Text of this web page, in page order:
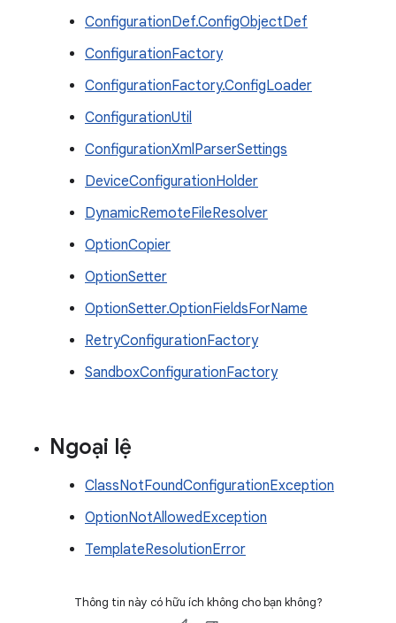
ConfigurationDef.ConfigObjectDef
ConfigurationFactory
ConfigurationFactory.ConfigLoader
ConfigurationUtil
ConfigurationXmlParserSettings
DeviceConfigurationHolder
DynamicRemoteFileResolver
OptionCopier
OptionSetter
OptionSetter.OptionFieldsForName
RetryConfigurationFactory
SandboxConfigurationFactory
Ngoại lệ
ClassNotFoundConfigurationException
OptionNotAllowedException
TemplateResolutionError
Thông tin này có hữu ích không cho bạn không?